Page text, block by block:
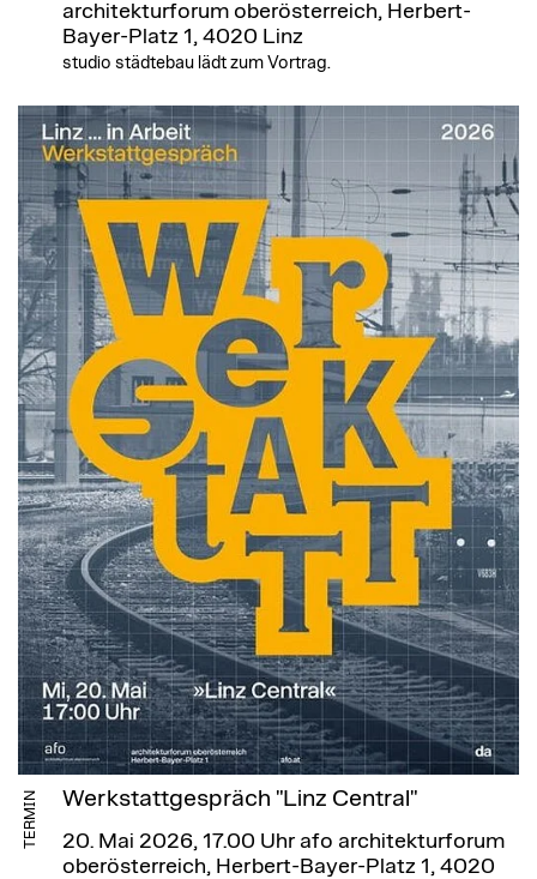
architekturforum oberösterreich, Herbert-
Bayer-Platz 1, 4020 Linz
studio städtebau lädt zum Vortrag.
TERMIN Werkstattgespräch "Linz Central"
20. Mai 2026, 17.00 Uhr afo architekturforum
oberösterreich, Herbert-Bayer-Platz 1, 4020